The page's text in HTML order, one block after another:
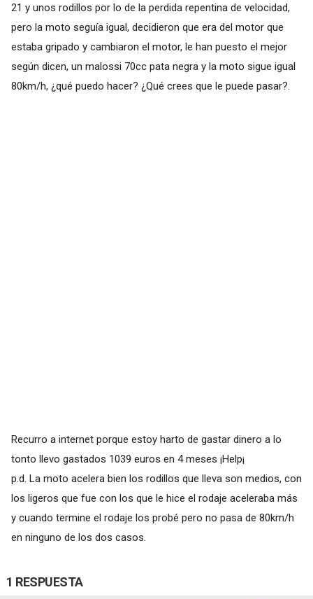
21 y unos rodillos por lo de la perdida repentina de velocidad,
pero la moto seguía igual, decidieron que era del motor que
estaba gripado y cambiaron el motor, le han puesto el mejor
según dicen, un malossi 70cc pata negra y la moto sigue igual
80km/h, ¿qué puedo hacer? ¿Qué crees que le puede pasar?.
Recurro a internet porque estoy harto de gastar dinero a lo
tonto llevo gastados 1039 euros en 4 meses ¡Help¡
p.d. La moto acelera bien los rodillos que lleva son medios, con
los ligeros que fue con los que le hice el rodaje aceleraba más
y cuando termine el rodaje los probé pero no pasa de 80km/h
en ninguno de los dos casos.
1 RESPUESTA